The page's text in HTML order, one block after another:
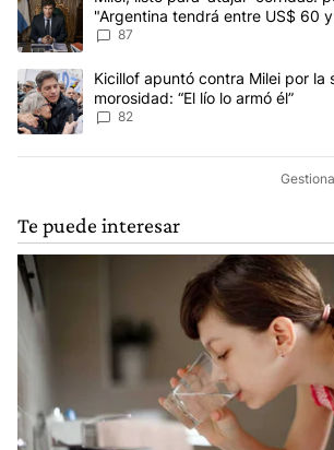
"Argentina tendrá entre US$ 60
87
Un artículo de tendencia con el título
Kicillof apuntó contra Milei por la
morosidad: “El lío lo armó él”
82